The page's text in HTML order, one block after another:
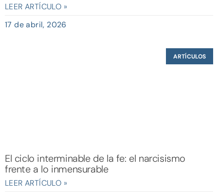
LEER ARTÍCULO »
17 de abril, 2026
ARTÍCULOS
El ciclo interminable de la fe: el narcisismo
frente a lo inmensurable
LEER ARTÍCULO »